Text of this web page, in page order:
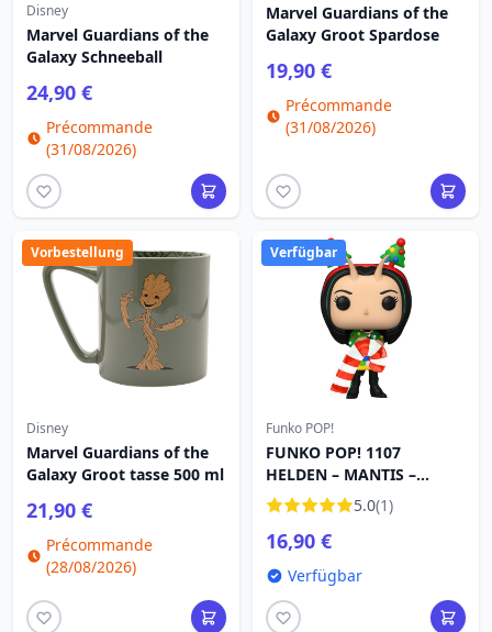
Disney
Marvel Guardians of the
Galaxy Schneeball
24,90 €
Précommande
(31/08/2026)
Marvel Guardians of the
Galaxy Groot Spardose
19,90 €
Précommande
(31/08/2026)
Vorbestellung
Disney
Marvel Guardians of the
Galaxy Groot tasse 500 ml
21,90 €
Précommande
(28/08/2026)
Verfügbar
Funko POP!
FUNKO POP! 1107
HELDEN – MANTIS –
WÄCHTER DER GALAXIE
5.0(1)
16,90 €
Verfügbar